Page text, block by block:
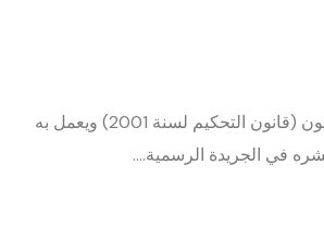
المادة (1): يسمى هذا القانون (قانون التحكيم لسنة 2001) ويعمل به
في الجريدة الرسمية....